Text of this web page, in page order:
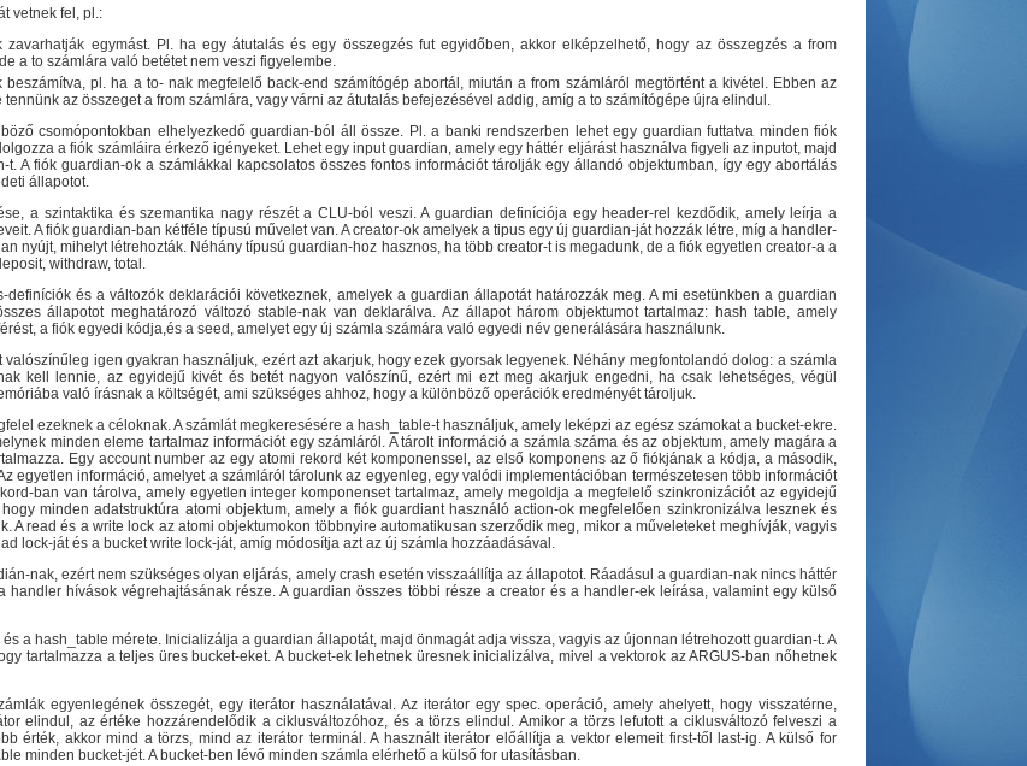
vetnek fel, pl.:
zavarhatják egymást. Pl. ha egy átutalás és egy összegzés fut egyidőben, akkor elképzelhető, hogy az összegzés a from
a to számlára való betétet nem veszi figyelembe.
beszámítva, pl. ha a to- nak megfelelő back-end számítógép abortál, miután a from számláról megtörtént a kivétel. Ebben az
az összeget a from számlára, vagy várni az átutalás befejezésével addig, amíg a to számítógépe újra elindul.
csomópontokban elhelyezkedő guardian-ból áll össze. Pl. a banki rendszerben lehet egy guardian futtatva minden fiók
a fiók számláira érkező igényeket. Lehet egy input guardian, amely egy háttér eljárást használva figyeli az inputot, majd
t. A fiók guardian-ok a számlákkal kapcsolatos összes fontos információt tárolják egy állandó objektumban, így egy abortálás
állapotot.
a szintaktika és szemantika nagy részét a CLU-ból veszi. A guardian definíciója egy header-rel kezdődik, amely leírja a
A fiók guardian-ban kétféle típusú művelet van. A creator-ok amelyek a tipus egy új guardian-ját hozzák létre, míg a handler-
nyújt, mihelyt létrehozták. Néhány típusú guardian-hoz hasznos, ha több creator-t is megadunk, de a fiók egyetlen creator-a a
withdraw, total.
és a változók deklarációi következnek, amelyek a guardian állapotát határozzák meg. A mi esetünkben a guardian
állapotot meghatározó változó stable-nak van deklarálva. Az állapot három objektumot tartalmaz: hash table, amely
a fiók egyedi kódja,és a seed, amelyet egy új számla számára való egyedi név generálására használunk.
valószínűleg igen gyakran használjuk, ezért azt akarjuk, hogy ezek gyorsak legyenek. Néhány megfontolandó dolog: a számla
kell lennie, az egyidejű kivét és betét nagyon valószínű, ezért mi ezt meg akarjuk engedni, ha csak lehetséges, végül
való írásnak a költségét, ami szükséges ahhoz, hogy a különböző operációk eredményét tároljuk.
ezeknek a céloknak. A számlát megkeresésére a hash_table-t használjuk, amely leképzi az egész számokat a bucket-ekre.
minden eleme tartalmaz információt egy számláról. A tárolt információ a számla száma és az objektum, amely magára a
Egy account number az egy atomi rekord két komponenssel, az első komponens az ő fiókjának a kódja, a második,
egyetlen információ, amelyet a számláról tárolunk az egyenleg, egy valódi implementációban természetesen több információt
ban van tárolva, amely egyetlen integer komponenset tartalmaz, amely megoldja a megfelelő szinkronizációt az egyidejű
minden adatstruktúra atomi objektum, amely a fiók guardiant használó action-ok megfelelően szinkronizálva lesznek és
A read és a write lock az atomi objektumokon többnyire automatikusan szerződik meg, mikor a műveleteket meghívják, vagyis
lock-ját és a bucket write lock-ját, amíg módosítja azt az új számla hozzáadásával.
nak, ezért nem szükséges olyan eljárás, amely crash esetén visszaállítja az állapotot. Ráadásul a guardian-nak nincs háttér
handler hívások végrehajtásának része. A guardian összes többi része a creator és a handler-ek leírása, valamint egy külső
a hash_table mérete. Inicializálja a guardian állapotát, majd önmagát adja vissza, vagyis az újonnan létrehozott guardian-t. A
tartalmazza a teljes üres bucket-eket. A bucket-ek lehetnek üresnek inicializálva, mivel a vektorok az ARGUS-ban nőhetnek
egyenlegének összegét, egy iterátor használatával. Az iterátor egy spec. operáció, amely ahelyett, hogy visszatérne,
elindul, az értéke hozzárendelődik a ciklusváltozóhoz, és a törzs elindul. Amikor a törzs lefutott a ciklusváltozó felveszi a
érték, akkor mind a törzs, mind az iterátor terminál. A használt iterátor előállítja a vektor elemeit first-től last-ig. A külső for
minden bucket-jét. A bucket-ben lévő minden számla elérhető a külső for utasításban.